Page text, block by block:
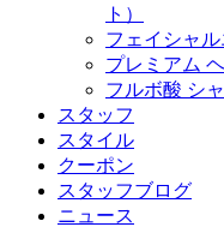
ト）
フェイシャ
プレミアム
フルボ酸 シ
スタッフ
スタイル
クーポン
スタッフブログ
ニュース